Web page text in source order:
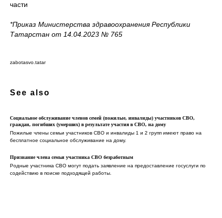
части
*Приказ Министерства здравоохранения Республики
Татарстан от 14.04.2023 № 765
zabotasvo.tatar
See also
Социальное обслуживание членов семей (пожилые, инвалиды) участников СВО,
граждан, погибших (умерших) в результате участия в СВО, на дому
Пожилые члены семьи участников СВО и инвалиды 1 и 2 групп имеют право на
бесплатное социальное обслуживание на дому.
Признание члена семьи участника СВО безработным
Родные участника СВО могут подать заявление на предоставление госуслуги по
содействию в поиске подходящей работы.